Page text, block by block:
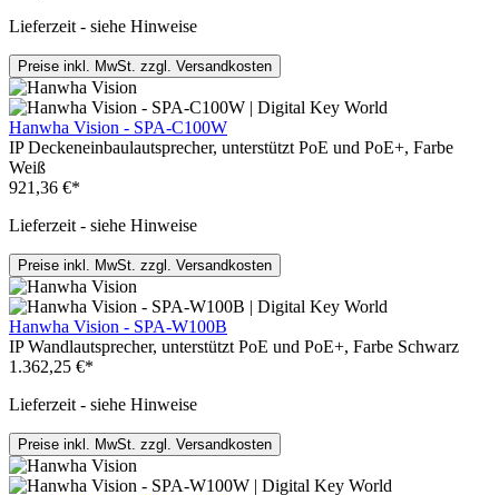
Lieferzeit - siehe Hinweise
Preise inkl. MwSt. zzgl. Versandkosten
Hanwha Vision - SPA-C100W
IP Deckeneinbaulautsprecher, unterstützt PoE und PoE+, Farbe
Weiß
921,36 €*
Lieferzeit - siehe Hinweise
Preise inkl. MwSt. zzgl. Versandkosten
Hanwha Vision - SPA-W100B
IP Wandlautsprecher, unterstützt PoE und PoE+, Farbe Schwarz
1.362,25 €*
Lieferzeit - siehe Hinweise
Preise inkl. MwSt. zzgl. Versandkosten